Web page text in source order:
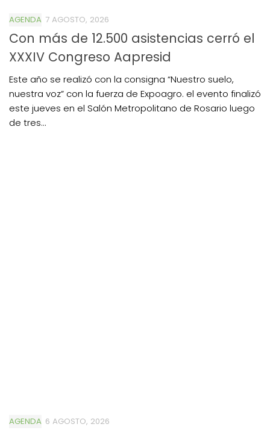
AGENDA 7 AGOSTO, 2026
Con más de 12.500 asistencias cerró el
XXXIV Congreso Aapresid
Este año se realizó con la consigna “Nuestro suelo,
nuestra voz” con la fuerza de Expoagro. el evento finalizó
este jueves en el Salón Metropolitano de Rosario luego
de tres...
AGENDA 6 AGOSTO, 2026